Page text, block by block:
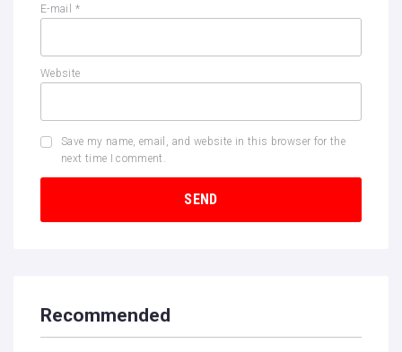
E-mail *
Website
Save my name, email, and website in this browser for the
next time I comment.
Recommended